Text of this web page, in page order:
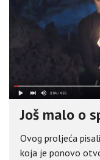
Još malo o
Ovog proljeća
koja je ponovo